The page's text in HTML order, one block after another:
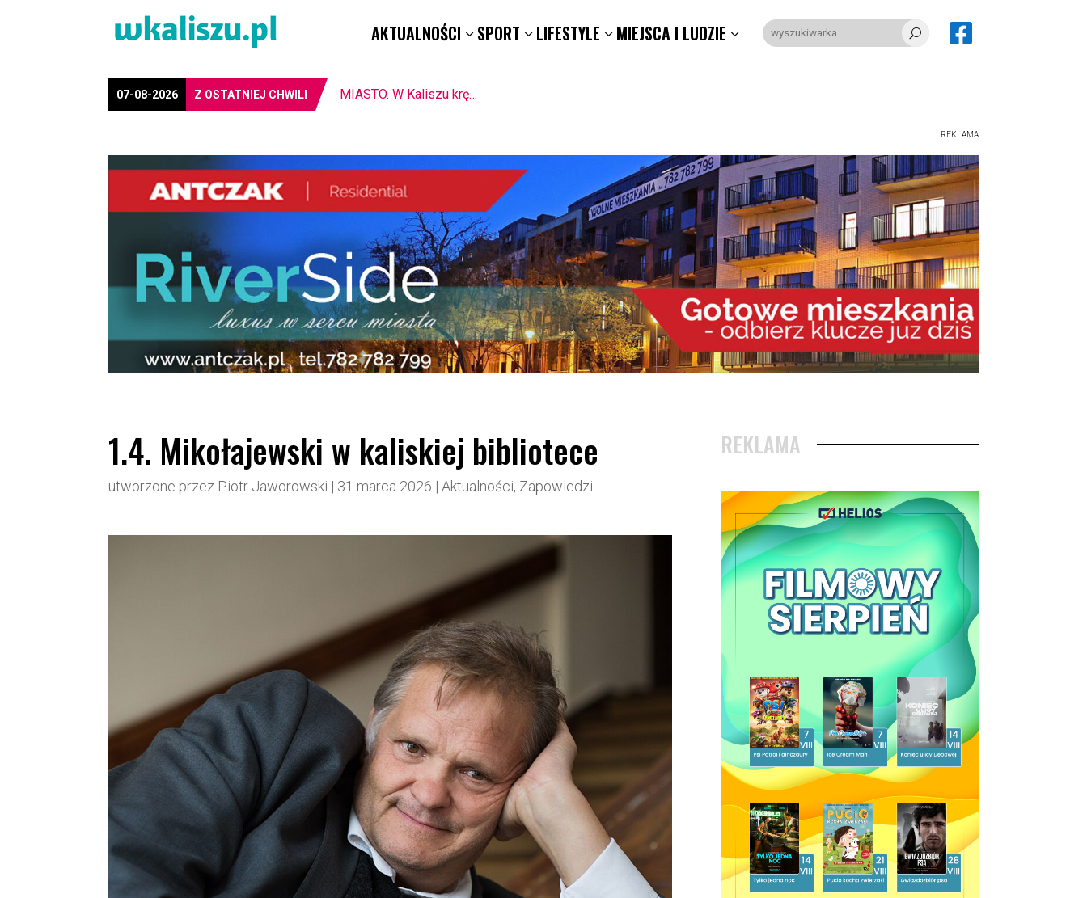
AKTUALNOŚCI SPORT LIFESTYLE MIEJSCA I LUDZIE U 
07-08-2026 Z OSTATNIEJ CHWILI 8-11.8. Warsztaty pisania ikon w Pałacu Lipskich
REKLAMA
1.4. Mikołajewski w kaliskiej bibliotece
utworzone przez Piotr Jaworowski | 31 marca 2026 |Aktualności, Zapowiedzi
REKLAMA